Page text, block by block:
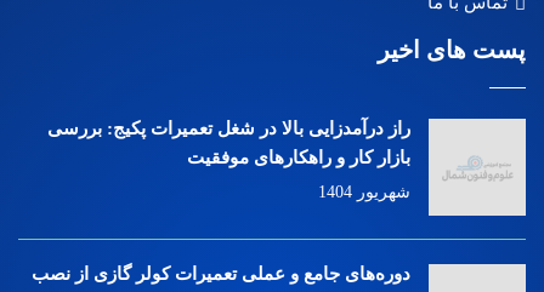
پست های اخیر
راز درآمدزایی بالا در شغل تعمیرات پکیج: بررسی
بازار کار و راهکارهای موفقیت
شهریور 1404
دوره‌های جامع و عملی تعمیرات کولر گازی از نصب